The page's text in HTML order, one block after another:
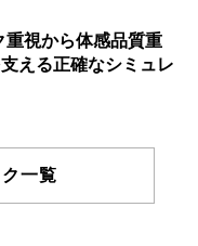
重視から体感品質重
える正確なシミュレ
一覧